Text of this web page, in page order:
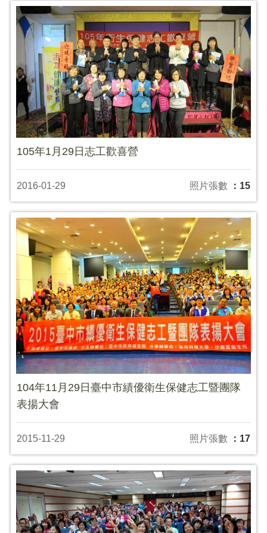
105年1月29日志工歡喜營
2016-01-29 照片張數 ：15
104年11月29日臺中市績優衛生保健志工暨團隊
表揚大會
2015-11-29 照片張數 ：17